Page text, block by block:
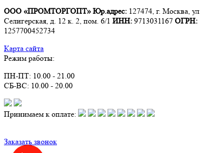
ООО «ПРОМТОРГОПТ» Юр.адрес: 127474, г. Москва, ул
Селигерская, д. 12 к. 2, пом. 6/1 ИНН: 9713031167 ОГРН:
1257700452734
Карта сайта
Режим работы:
ПН-ПТ: 10.00 - 21.00
СБ-ВС: 10.00 - 20.00
Принимаем к оплате:
Заказать звонок